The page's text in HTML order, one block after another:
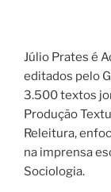
Júlio Prates é
editados pelo
3.500 textos
Produção
Releitura,
na imprensa
Sociologia.